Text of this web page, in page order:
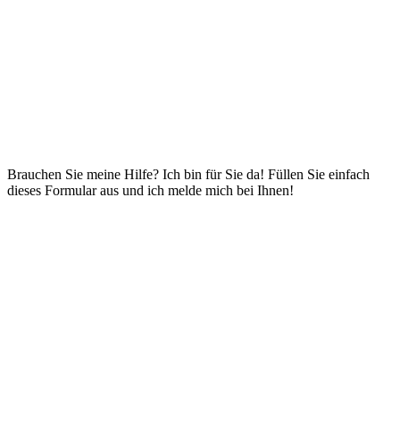
Brauchen Sie meine Hilfe? Ich bin für Sie da! Füllen Sie einfach
dieses Formular aus und ich melde mich bei Ihnen!